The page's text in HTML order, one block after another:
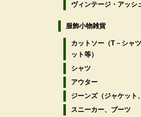
ヴィンテージ・アッシ
服飾小物雑貨
カットソー（T－シャ
ット等）
シャツ
アウター
ジーンズ（ジャケット
スニーカー、ブーツ